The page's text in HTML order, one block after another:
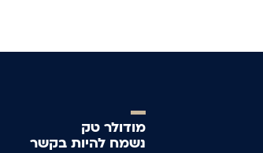
מודולר טק
נשמח להיות בקשר